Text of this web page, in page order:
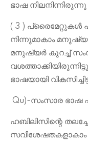
ഭാഷ നിലനിന്നിരുന്നു
( 3 ) പ്രൈമേറ്റുകൾ
നിന്നുമാകാം
മനുഷ്യർ കുറച്ച്
ഭാഷയായി
Qu)-സംസാര ഭാഷ
ഹബിലിസിന്റെ
സവിശേഷതകളാകാം